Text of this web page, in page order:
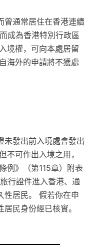
曾通常居住在香港連續
成為香港特別行政區
境權，可向本處居留
海外的申請將不獲處
未發出前入境處會發出
不可作出入境之用，
例》（第115章）附表
行證件進入香港、通
性居民。 假若你在申
民身份經已核實。